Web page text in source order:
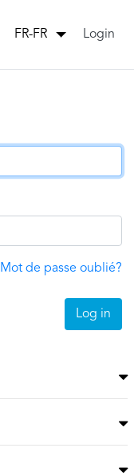
FR-FR Login
Mot de passe oublié?